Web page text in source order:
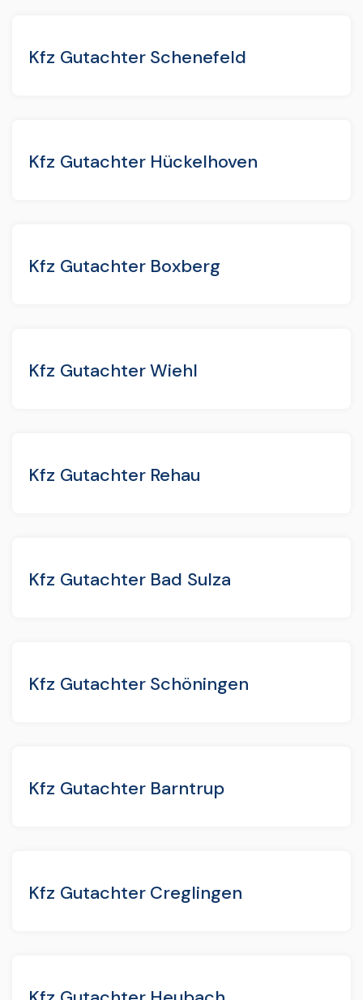
Kfz Gutachter Schenefeld
Kfz Gutachter Hückelhoven
Kfz Gutachter Boxberg
Kfz Gutachter Wiehl
Kfz Gutachter Rehau
Kfz Gutachter Bad Sulza
Kfz Gutachter Schöningen
Kfz Gutachter Barntrup
Kfz Gutachter Creglingen